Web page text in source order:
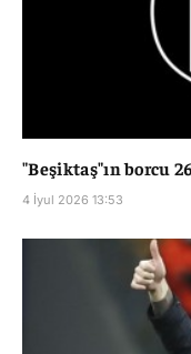
"Beşiktaş"ın borcu
4 İyul 2026 13:53